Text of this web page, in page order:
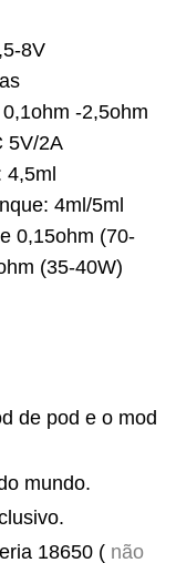
8V
-2,5ohm
5V/2A
4,5ml
4ml/5ml
0,15ohm (70-
(35-40W)
de pod e o mod
mundo.
18650 ( não